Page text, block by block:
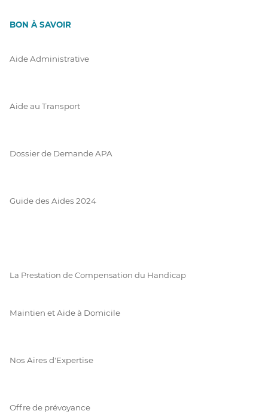
BON À SAVOIR
Aide Administrative
Aide au Transport
Dossier de Demande APA
Guide des Aides 2024
La Prestation de Compensation du Handicap
Maintien et Aide à Domicile
Nos Aires d'Expertise
Offre de prévoyance